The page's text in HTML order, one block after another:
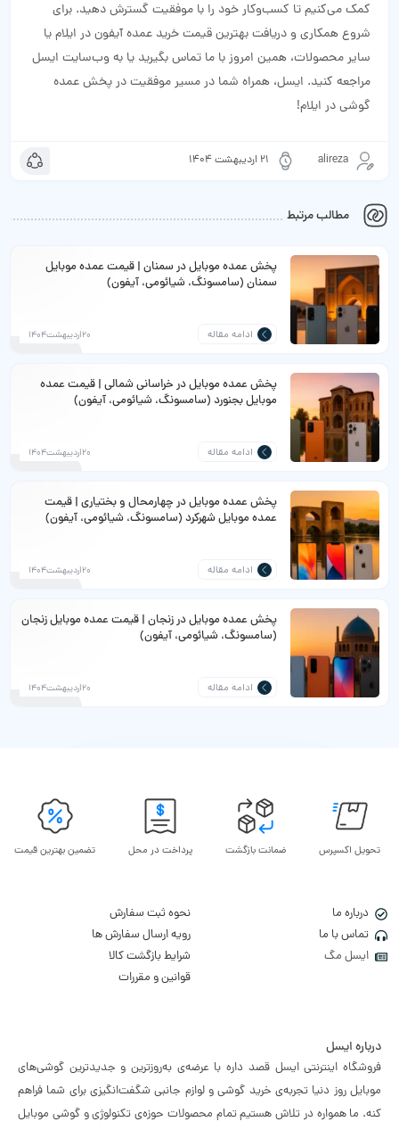
کمک می‌کنیم تا کسب‌وکار خود را با موفقیت گسترش دهید. برای
شروع همکاری و دریافت بهترین قیمت خرید عمده آیفون در ایلام یا
سایر محصولات، همین امروز با ما تماس بگیرید یا به وب‌سایت ایسل
مراجعه کنید. ایسل، همراه شما در مسیر موفقیت در پخش عمده
گوشی در ایلام!
alireza 21 اردیبهشت 1404
مطالب مرتبط
پخش عمده موبایل در سمنان | قیمت عمده موبایل
سمنان (سامسونگ، شیائومی، آیفون)
ادامه مقاله 20اردیبهشت1404
پخش عمده موبایل در خراسانی شمالی | قیمت عمده
موبایل بجنورد (سامسونگ، شیائومی، آیفون)
ادامه مقاله 20اردیبهشت1404
پخش عمده موبایل در چهارمحال‌ و بختیاری | قیمت
عمده موبایل شهرکرد (سامسونگ، شیائومی، آیفون)
ادامه مقاله 20اردیبهشت1404
پخش عمده موبایل در زنجان | قیمت عمده موبایل زنجان
(سامسونگ، شیائومی، آیفون)
ادامه مقاله 20اردیبهشت1404
تحویل اکسپرس ضمانت بازگشت پرداخت در محل تضمین بهترین قیمت
درباره ما
تماس با ما
ایسل مگ
نحوه ثبت سفارش
رویه ارسال سفارش ها
شرایط بازگشت کالا
قوانین و مقررات
درباره ایسل
فروشگاه اینترنتی ایسل قصد داره با عرضه‌ی به‌روزترین و جدیدترین گوشی‌های
موبایل روز دنیا تجربه‌ی خرید گوشی و لوازم جانبی شگفت‌انگیزی برای شما فراهم
کنه. ما همواره در تلاش هستیم تمام محصولات حوزه‌ی تکنولوژی و گوشی موبایل